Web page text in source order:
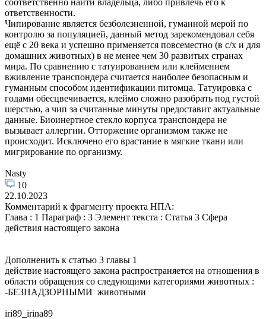
ответственности.
Чипирование является безболезненной, гуманной мерой по
контролю за популяцией, данный метод зарекомендовал себя
ещё с 20 века и успешно применяется повсеместно (в с/х и для
домашних животных) в не менее чем 30 развитых странах
мира. По сравнению с татуированием или клеймением
вживление транспондера считается наиболее безопасным и
гуманным способом идентификации питомца. Татуировка с
годами обесцвечивается, клеймо сложно разобрать под густой
шерстью, а чип за считанные минуты предоставит актуальные
данные. Биоинертное стекло корпуса транспондера не
вызывает аллергии. Отторжение организмом также не
происходит. Исключено его врастание в мягкие ткани или
мигрирование по организму.
Nasty
10
22.10.2023
Комментарий к фрагменту проекта НПА:
Глава : 1 Параграф : 3 Элемент текста : Статья 3 Сфера
действия настоящего закона
Дополненить к статью 3 главы 1
действие настоящего закона распространяется на отношения в
области обращения со следующими категориями животных :
-БЕЗНАДЗОРНЫМИ животными
iri89_irina89